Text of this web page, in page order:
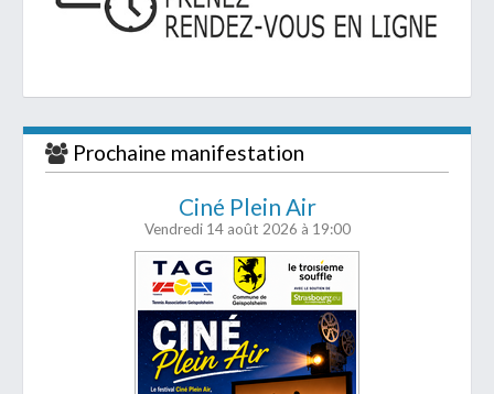
Prochaine manifestation
Ciné Plein Air
Vendredi 14 août 2026 à 19:00